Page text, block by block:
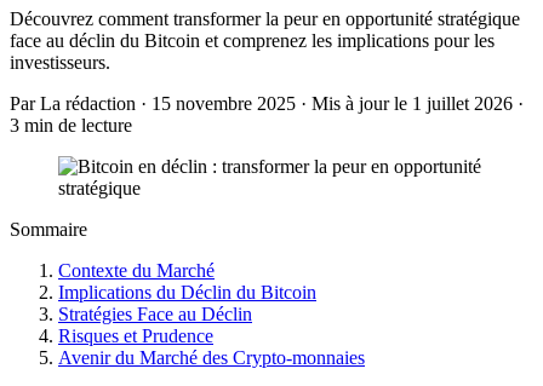
Découvrez comment transformer la peur en opportunité stratégique
face au déclin du Bitcoin et comprenez les implications pour les
investisseurs.
Par La rédaction · 15 novembre 2025 · Mis à jour le 1 juillet 2026 ·
3 min de lecture
Sommaire
Contexte du Marché
Implications du Déclin du Bitcoin
Stratégies Face au Déclin
Risques et Prudence
Avenir du Marché des Crypto-monnaies